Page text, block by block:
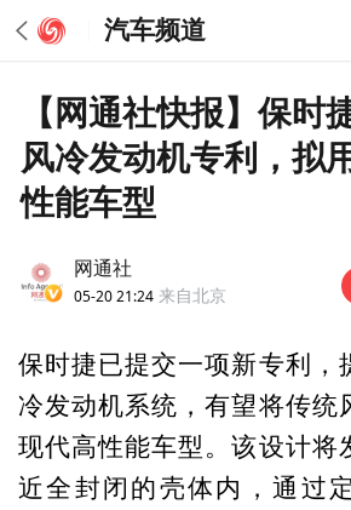
汽车频道
【网通社快报】保时
风冷发动机专利，拟
性能车型
网通社
05-20 21:24 来自北京
保时捷已提交一项新专利，
冷发动机系统，有望将传统
现代高性能车型。该设计将
近全封闭的壳体内，通过